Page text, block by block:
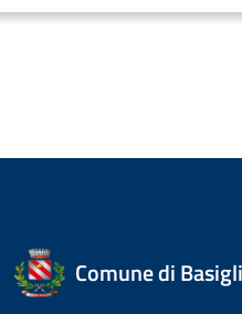
Comune di